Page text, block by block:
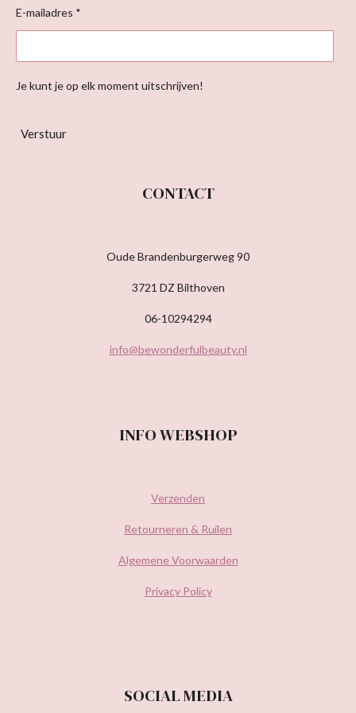
E-mailadres *
Je kunt je op elk moment uitschrijven!
Verstuur
CONTACT
Oude Brandenburgerweg 90
3721 DZ Bilthoven
06-10294294
info@bewonderfulbeauty.nl
INFO WEBSHOP
Verzenden
Retourneren & Ruilen
Algemene Voorwaarden
Privacy Policy
SOCIAL MEDIA